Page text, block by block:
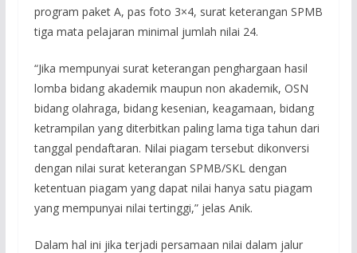
program paket A, pas foto 3×4, surat keterangan SPMB
tiga mata pelajaran minimal jumlah nilai 24.
“Jika mempunyai surat keterangan penghargaan hasil
lomba bidang akademik maupun non akademik, OSN
bidang olahraga, bidang kesenian, keagamaan, bidang
ketrampilan yang diterbitkan paling lama tiga tahun dari
tanggal pendaftaran. Nilai piagam tersebut dikonversi
dengan nilai surat keterangan SPMB/SKL dengan
ketentuan piagam yang dapat nilai hanya satu piagam
yang mempunyai nilai tertinggi,” jelas Anik.
Dalam hal ini jika terjadi persamaan nilai dalam jalur